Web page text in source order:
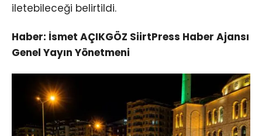
iletebileceği belirtildi.
Haber: İsmet AÇIKGÖZ SiirtPress Haber Ajansı
Genel Yayın Yönetmeni